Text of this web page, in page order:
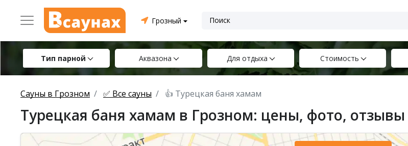
Грозный
Тип парной Аквазона Для отдыха Стоимость
Сауны в Грозном ✅ Все сауны 👍 Турецкая баня хамам
Турецкая баня хамам в Грозном: цены, фото, отзывы